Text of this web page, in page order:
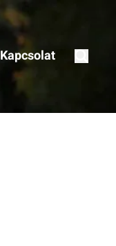
Kapcsolat